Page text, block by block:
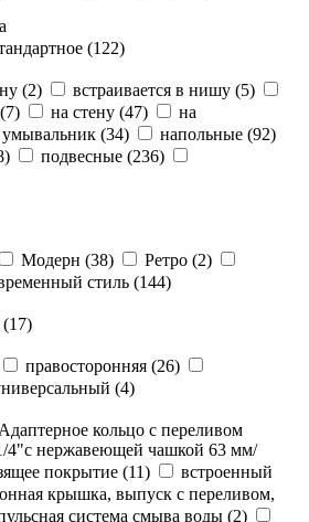
(122)
(2) встраивается в нишу (5)
7) на стену (47)
на
умывальник (34) напольные (92)
) подвесные (236)
Модерн (38) Ретро (2)
стиль (144)
(17)
правосторонняя (26)
(4)
Адаптерное кольцо с переливом
нержавеющей чашкой 63 мм/
покрытие (11)
встроенный
крышка, выпуск с переливом,
система смыва воды (2)